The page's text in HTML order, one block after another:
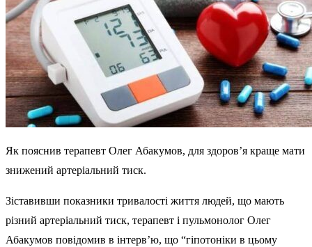
Як пояснив терапевт Олег Абакумов, для здоров’я краще мати
знижений артеріальний тиск.
Зіставивши показники тривалості життя людей, що мають
різний артеріальний тиск, терапевт і пульмонолог Олег
Абакумов повідомив в інтерв’ю, що “гіпотоніки в цьому